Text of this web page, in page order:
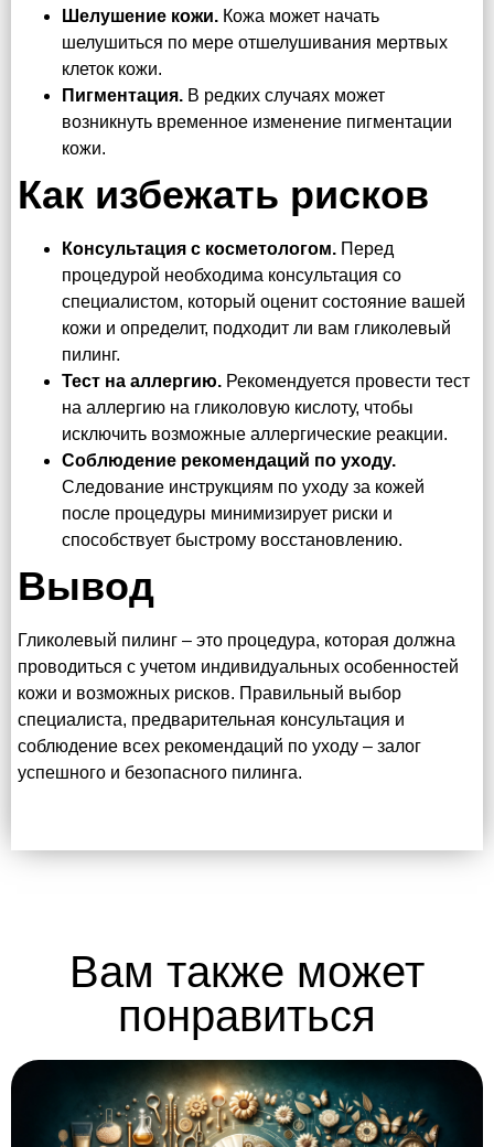
Шелушение кожи. Кожа может начать
шелушиться по мере отшелушивания мертвых
клеток кожи.
Пигментация. В редких случаях может
возникнуть временное изменение пигментации
кожи.
Как избежать рисков
Консультация с косметологом. Перед
процедурой необходима консультация со
специалистом, который оценит состояние вашей
кожи и определит, подходит ли вам гликолевый
пилинг.
Тест на аллергию. Рекомендуется провести тест
на аллергию на гликоловую кислоту, чтобы
исключить возможные аллергические реакции.
Соблюдение рекомендаций по уходу.
Следование инструкциям по уходу за кожей
после процедуры минимизирует риски и
способствует быстрому восстановлению.
Вывод
Гликолевый пилинг – это процедура, которая должна
проводиться с учетом индивидуальных особенностей
кожи и возможных рисков. Правильный выбор
специалиста, предварительная консультация и
соблюдение всех рекомендаций по уходу – залог
успешного и безопасного пилинга.
Вам также может
понравиться